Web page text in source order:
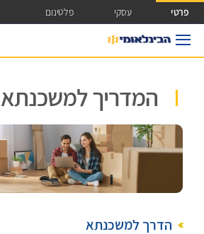
גישה ישירה לכפתור כניסה לחשבונך
פרטי עסקי פלטינום
המדריך למשכנתא
הדרך למשכנתא